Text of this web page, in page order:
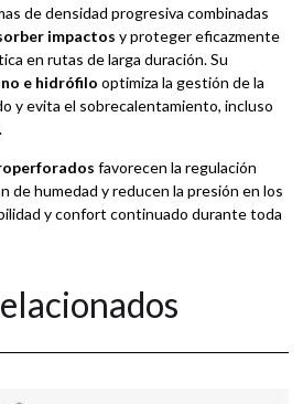
de densidad progresiva combinadas
impactos y proteger eficazmente
en rutas de larga duración. Su
e hidrófilo optimiza la gestión de la
y evita el sobrecalentamiento, incluso
favorecen la regulación
de humedad y reducen la presión en los
y confort continuado durante toda